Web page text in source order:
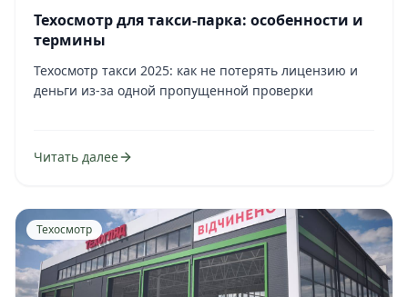
Техосмотр для такси-парка: особенности и
термины
Техосмотр такси 2025: как не потерять лицензию и
деньги из-за одной пропущенной проверки
Читать далее
Техосмотр